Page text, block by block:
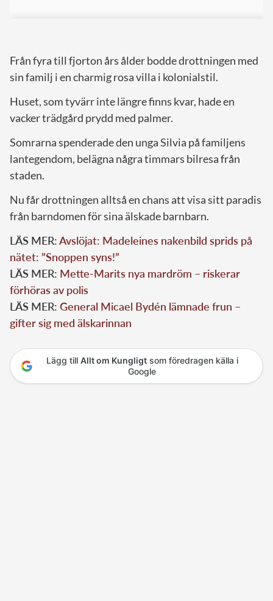
Från fyra till fjorton års ålder bodde drottningen med
sin familj i en charmig rosa villa i kolonialstil.
Huset, som tyvärr inte längre finns kvar, hade en
vacker trädgård prydd med palmer.
Somrarna spenderade den unga Silvia på familjens
lantegendom, belägna några timmars bilresa från
staden.
Nu får drottningen alltså en chans att visa sitt paradis
från barndomen för sina älskade barnbarn.
LÄS MER:Avslöjat: Madeleines nakenbild sprids på
nätet: ”Snoppen syns!”
LÄS MER: Mette-Marits nya mardröm – riskerar
förhöras av polis
LÄS MER: General Micael Bydén lämnade frun –
gifter sig med älskarinnan
Lägg till Allt om Kungligtsom föredragen källa i
Google